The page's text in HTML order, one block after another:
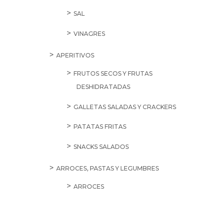
SAL
VINAGRES
APERITIVOS
FRUTOS SECOS Y FRUTAS
DESHIDRATADAS
GALLETAS SALADAS Y CRACKERS
PATATAS FRITAS
SNACKS SALADOS
ARROCES, PASTAS Y LEGUMBRES
ARROCES